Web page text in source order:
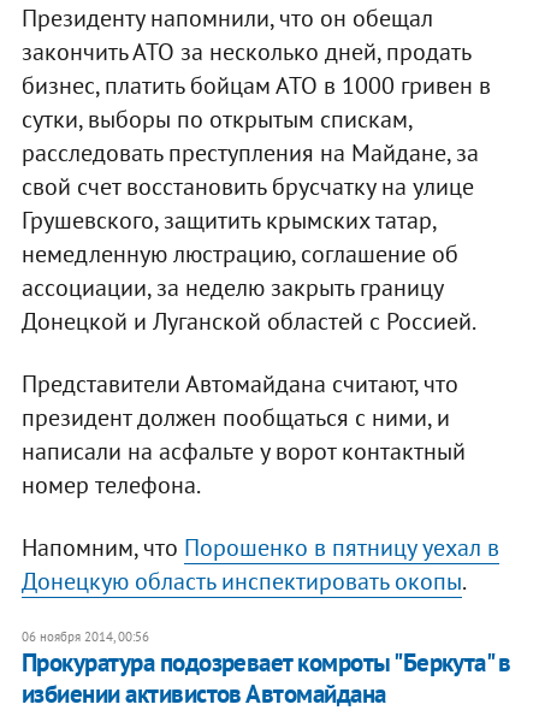
Президенту напомнили, что он обещал
закончить АТО за несколько дней, продать
бизнес, платить бойцам АТО в 1000 гривен в
сутки, выборы по открытым спискам,
расследовать преступления на Майдане, за
свой счет восстановить брусчатку на улице
Грушевского, защитить крымских татар,
немедленную люстрацию, соглашение об
ассоциации, за неделю закрыть границу
Донецкой и Луганской областей с Россией.
Представители Автомайдана считают, что
президент должен пообщаться с ними, и
написали на асфальте у ворот контактный
номер телефона.
Напомним, что Порошенко в пятницу уехал в
Донецкую область инспектировать окопы.
06 ноября 2014, 00:56
Прокуратура подозревает комроты "Беркута" в
избиении активистов Автомайдана